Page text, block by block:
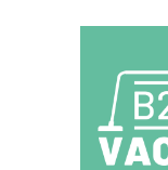
Skip to main